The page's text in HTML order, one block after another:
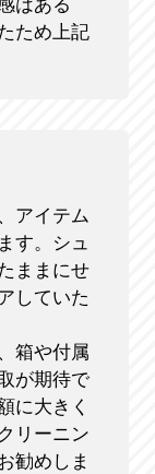
はある
ため上記
アイテム
す。シュ
ままにせ
していた
箱や付属
が期待で
に大きく
リーニン
勧めしま